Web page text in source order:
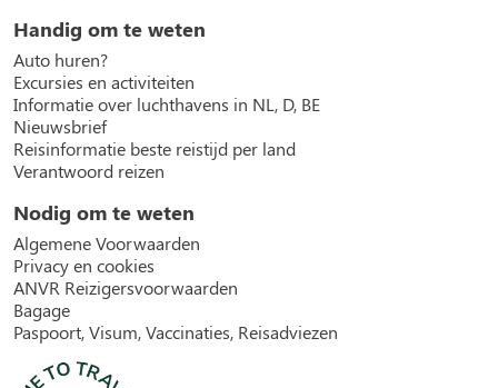
Handig om te weten
Auto huren?
Excursies en activiteiten
Informatie over luchthavens in NL, D, BE
Nieuwsbrief
Reisinformatie beste reistijd per land
Verantwoord reizen
Nodig om te weten
Algemene Voorwaarden
Privacy en cookies
ANVR Reizigersvoorwaarden
Bagage
Paspoort, Visum, Vaccinaties, Reisadviezen